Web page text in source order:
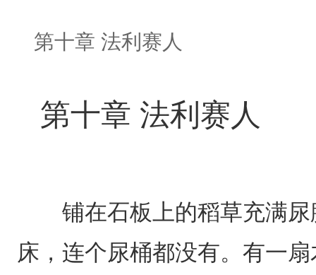
第十章 法利赛人
第十章 法利赛人
铺在石板上的稻草充满尿
床，连个尿桶都没有。有一